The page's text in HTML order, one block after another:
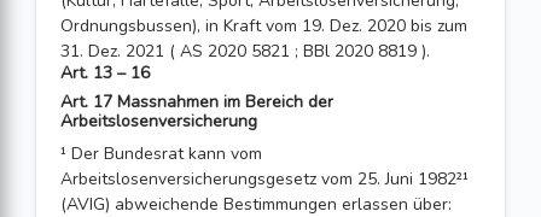
Ordnungsbussen), in Kraft vom 19. Dez. 2020 bis zum
31. Dez. 2021 ( AS 2020 5821 ; BBl 2020 8819 ).
Art. 13 – 16
Art. 17 Massnahmen im Bereich der
Arbeitslosenversicherung
¹ Der Bundesrat kann vom
Arbeitslosenversicherungsgesetz vom 25. Juni 1982²¹
(AVIG) abweichende Bestimmungen erlassen über: